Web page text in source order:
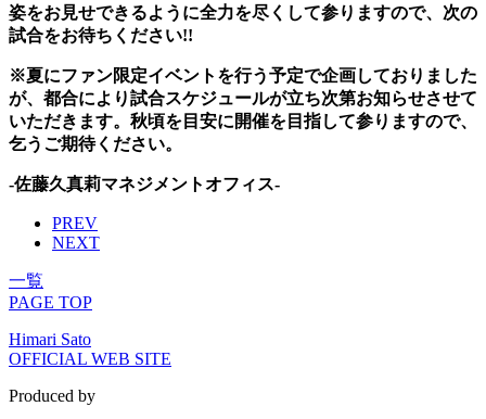
姿をお見せできるように全力を尽くして参りますので、次の
試合をお待ちください!!
※夏にファン限定イベントを行う予定で企画しておりました
が、都合により試合スケジュールが立ち次第お知らせさせて
いただきます。秋頃を目安に開催を目指して参りますので、
乞うご期待ください。
-佐藤久真莉マネジメントオフィス-
PREV
NEXT
一覧
PAGE TOP
Himari Sato
OFFICIAL WEB SITE
Produced by